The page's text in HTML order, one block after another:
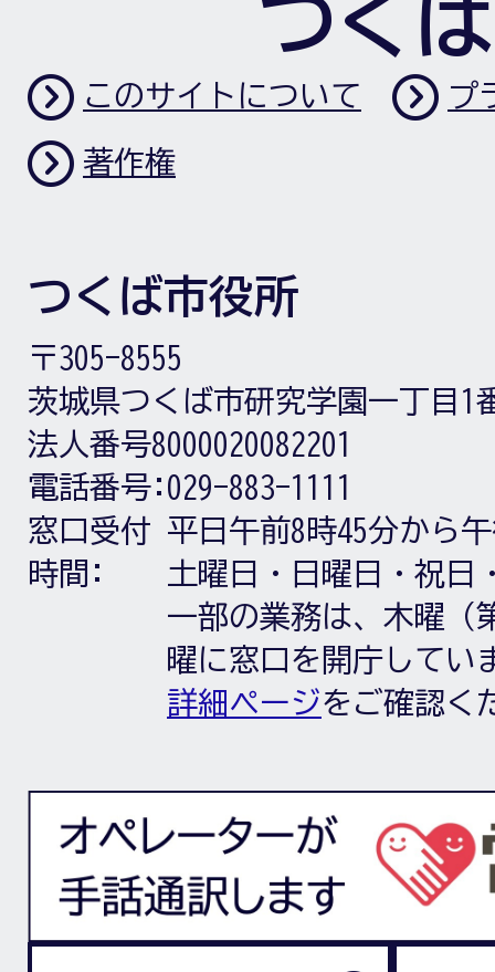
つく
このサイトについて プ
著作権
つくば市役所
〒305-8555
茨城県つくば市研究学園一丁目1
法人番号8000020082201
電話番号: 029-883-1111
窓口受付
時間:
平日午前8時45分から
土曜日・日曜日・祝日
一部の業務は、木曜（
曜に窓口を開庁してい
詳細ページをご確認く